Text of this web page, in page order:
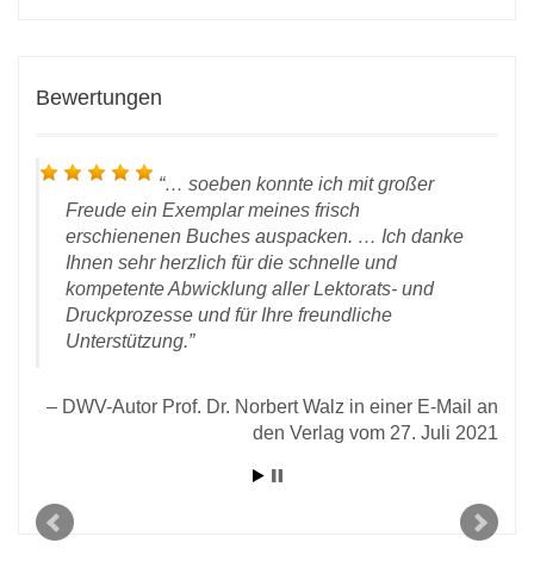
Bewertungen
… soeben konnte ich mit großer
Freude ein Exemplar meines frisch
erschienenen Buches auspacken. … Ich danke
Ihnen sehr herzlich für die schnelle und
kompetente Abwicklung aller Lektorats- und
Druckprozesse und für Ihre freundliche
Unterstützung.
DWV-Autor Prof. Dr. Norbert Walz in einer E-Mail an
den Verlag vom 27. Juli 2021